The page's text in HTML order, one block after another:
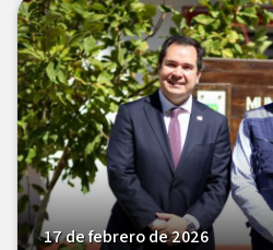
17 de febrero de 2026